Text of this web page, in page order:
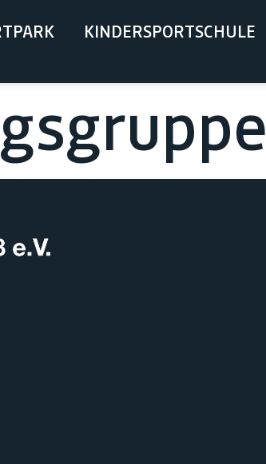
KINDERSPORTSCHULE